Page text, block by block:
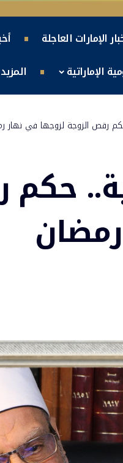
الإمارات العاجلة
الإماراتية
المزيد
رقص الزوجة لزوجها في نهار
حكم